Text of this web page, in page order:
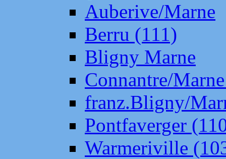
Auberive/Marne
Berru (111)
Bligny Marne
Connantre/
franz.Bligny/
Pontfaverger
Warmeriville